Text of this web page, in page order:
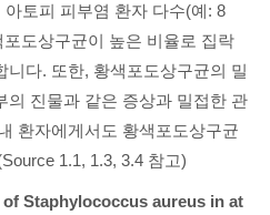
아토피 피부염 환자 다수(예: 8
도상구균이 높은 비율로 집락
니다. 또한, 황색포도상구균의 밀
의 진물과 같은 증상과 밀접한 관
환자에게서도 황색포도상구균
1.1, 1.3, 3.4 참고)
Staphylococcus aureus in at